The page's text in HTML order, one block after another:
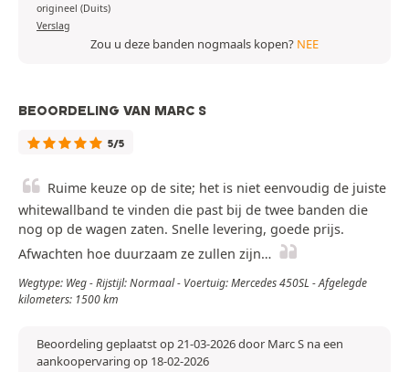
origineel (Duits)
Verslag
Zou u deze banden nogmaals kopen? NEE
BEOORDELING VAN MARC S
5/5
Ruime keuze op de site; het is niet eenvoudig de juiste
whitewallband te vinden die past bij de twee banden die
nog op de wagen zaten. Snelle levering, goede prijs.
Afwachten hoe duurzaam ze zullen zijn…
Wegtype: Weg - Rijstijl: Normaal - Voertuig: Mercedes 450SL - Afgelegde
kilometers: 1500 km
Beoordeling geplaatst op 21-03-2026 door Marc S na een
aankoopervaring op 18-02-2026